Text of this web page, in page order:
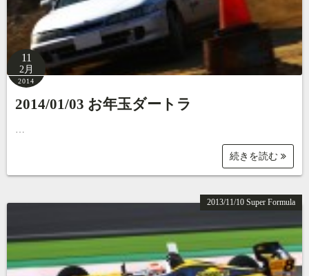
11
2月
2014
2014/01/03 お年玉ダートラ
…
続きを読む
2013/11/10 Super Formula